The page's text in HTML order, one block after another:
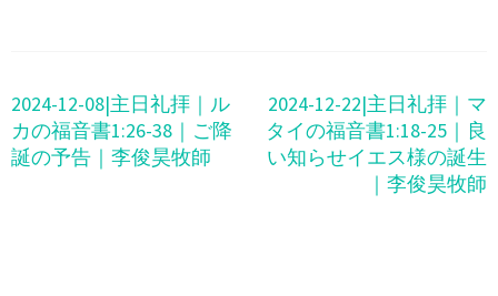
投
稿
ナ
2024-12-08|主日礼拝｜ル
カの福音書1:26-38｜ご降
誕の予告｜李俊昊牧師
2024-12-22|主日礼拝｜マ
タイの福音書1:18-25｜良
い知らせイエス様の誕生
｜李俊昊牧師